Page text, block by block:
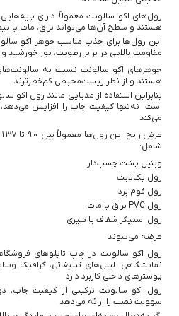
هستند و سطح آن‌ها می‌تواند براق، مات یا
این رول‌ها برای جذب مناسب جوهر اکو
مقاومت بالایی در برابر رطوبت، نور خورشید و
جوهرهای اکو سالونت نسبت به سالونت‌های
هستند و از نظر زیست‌محیطی کم‌خطرترند
بنابراین استفاده از مدیایی مانند رول اکو
است، نه‌تنها کیفیت چاپ را افزایش
می‌کند
شامل:
وینیل پشت چسب‌دار
رول بک‌لایت
رول فوم برد
رول PVC براق یا مات
رول استیکر شفاف یا شیری
عرضه می‌شوند
رول اکو سالونت در چاپ تابلوهای
پوسترهای داخلی کاربرد دارد
رول اکو سالونت ترکیبی از کیفیت چاپ،
سهولت نصب را ارائه می‌دهد